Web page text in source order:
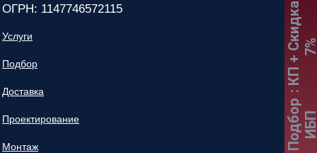
ОГРН: 1147746572115
Услуги
Подбор
Доставка
Проектирование
Монтаж Подбор
:
К
П
+
С
к
и
д
к
а
7